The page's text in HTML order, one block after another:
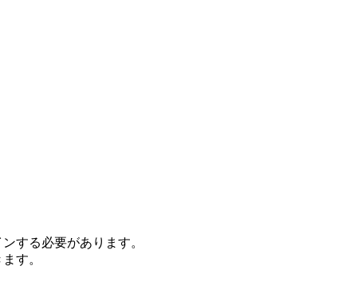
する必要があります。
す。